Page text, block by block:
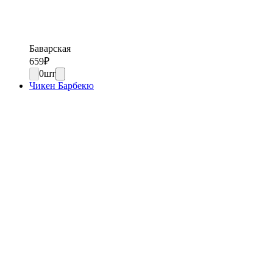
Баварская
659₽
0шт
Чикен Барбекю